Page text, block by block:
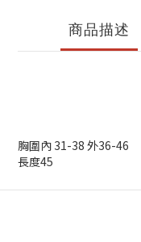
商品描述
胸圍內 31-38 外36-46
長度45